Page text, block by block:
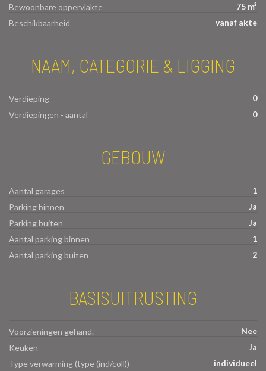
Bewoonbare oppervlakte
75 m²
Beschikbaarheid
vanaf akte
NAAM, CATEGORIE & LIGGING
Verdieping
0
Verdiepingen - aantal
0
GEBOUW
Aantal garages
1
Parking binnen
Ja
Parking buiten
Ja
Aantal parking binnen
1
Aantal parking buiten
2
BASISUITRUSTING
Voorzieningen gehand.
Nee
Keuken
Ja
Type verwarming (type (ind/coll))
individueel